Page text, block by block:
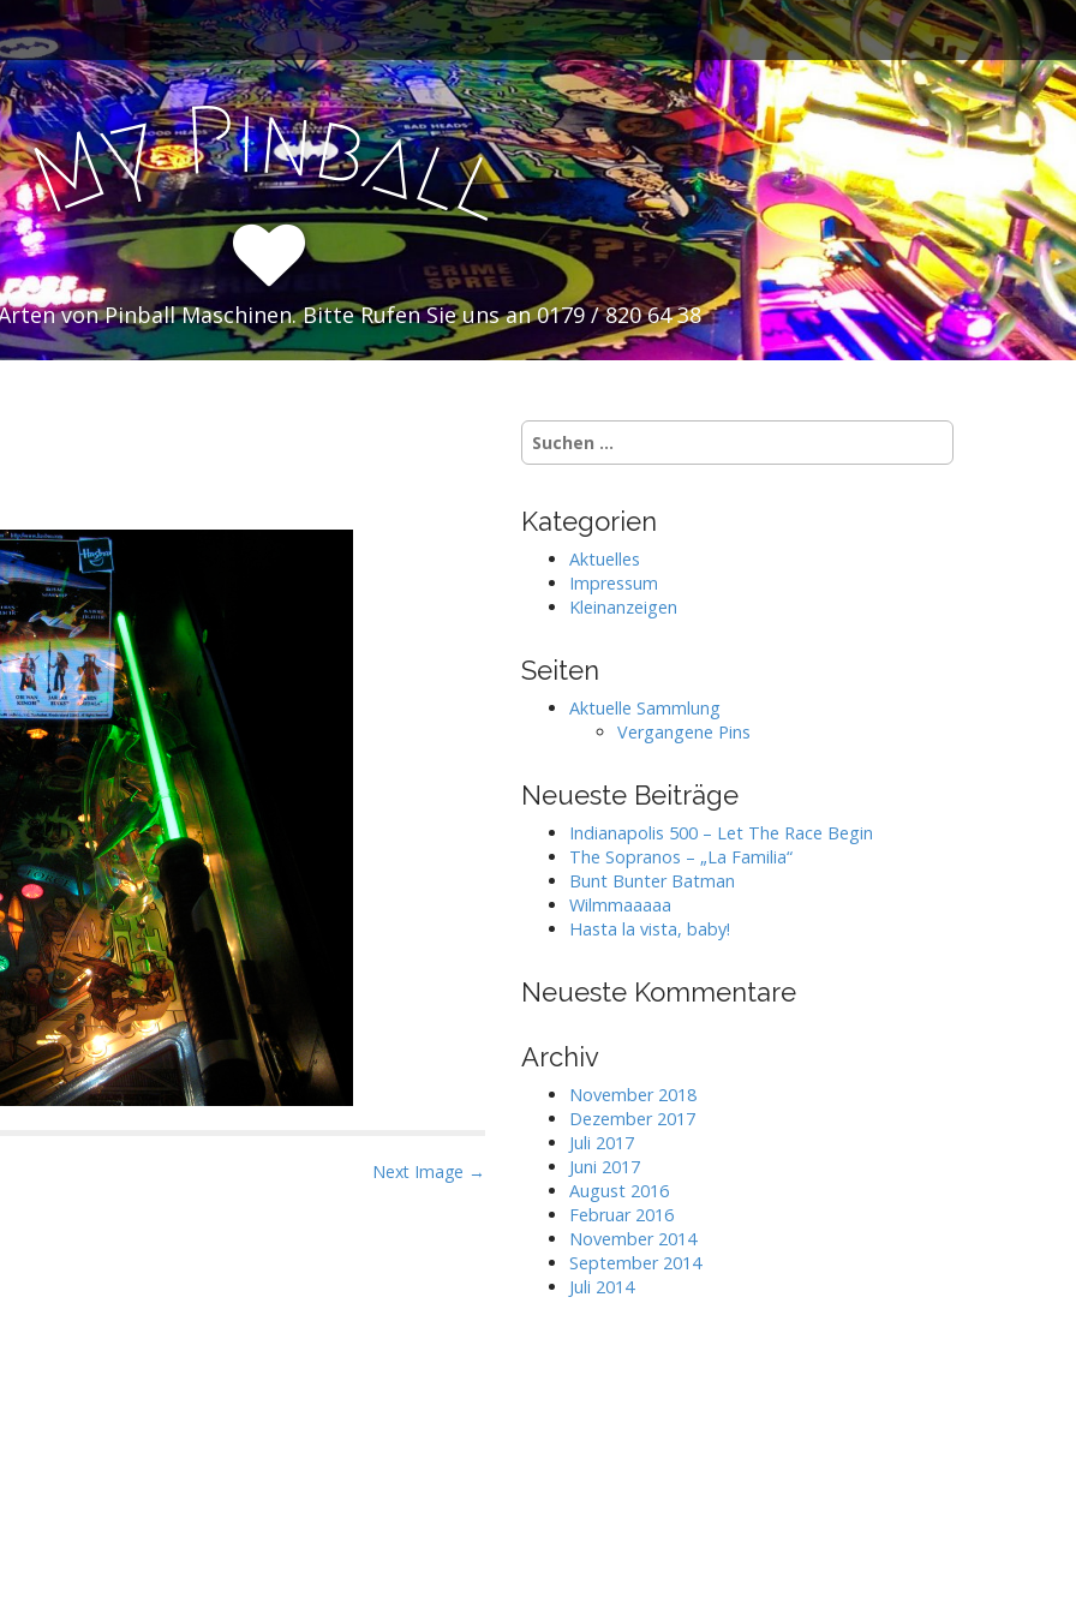
MyPinball
von Pinball Maschinen. Bitte Rufen Sie uns an 0179 / 820 64 38
Next Image →
Suchen
nach:
Kategorien
Aktuelles
Impressum
Kleinanzeigen
Seiten
Aktuelle Sammlung
Vergangene Pins
Neueste Beiträge
Indianapolis 500 – Let The Race Begin
The Sopranos – „La Familia“
Bunt Bunter Batman
Wilmmaaaaa
Hasta la vista, baby!
Neueste Kommentare
Archiv
November 2018
Dezember 2017
Juli 2017
Juni 2017
August 2016
Februar 2016
November 2014
September 2014
Juli 2014